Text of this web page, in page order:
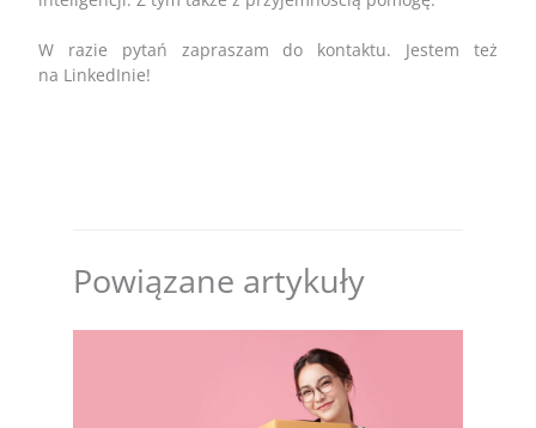
W razie pytań zapraszam do kontaktu. Jestem też
na LinkedInie!
Powiązane artykuły